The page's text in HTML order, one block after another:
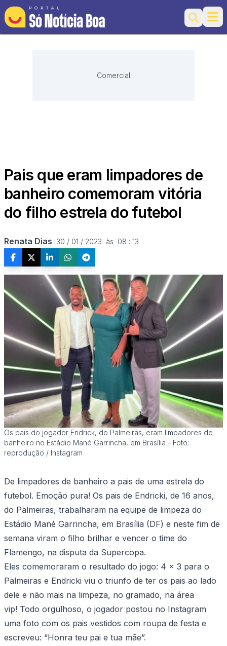
Search
Comercial
Pais que eram limpadores de
banheiro comemoram vitória
do filho estrela do futebol
Renata Dias 30 / 01 / 2023  às  08 : 13
Os pais do jogador Endrick, do Palmeiras, eram limpadores de
banheiro no Estádio Mané Garrincha, em Brasília - Foto:
reprodução / Instagram
De limpadores de banheiro a pais de uma estrela do
futebol. Emoção pura! Os pais de Endricki, de 16 anos,
do Palmeiras, trabalharam na equipe de limpeza do
Estádio Mané Garrincha, em Brasília (DF) e neste fim de
semana viram o filho brilhar e vencer o time do
Flamengo, na disputa da Supercopa.
Eles comemoraram o resultado do jogo: 4 x 3 para o
Palmeiras e Endricki viu o triunfo de ter os pais ao lado
dele e não mais na limpeza, no gramado, na área
vip! Todo orgulhoso, o jogador postou no Instagram
uma foto com os pais vestidos com roupa de festa e
escreveu: “Honra teu pai e tua mãe”.